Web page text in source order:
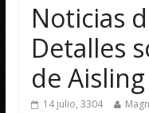
Noticias
Detalles
de
14 julio, 3304